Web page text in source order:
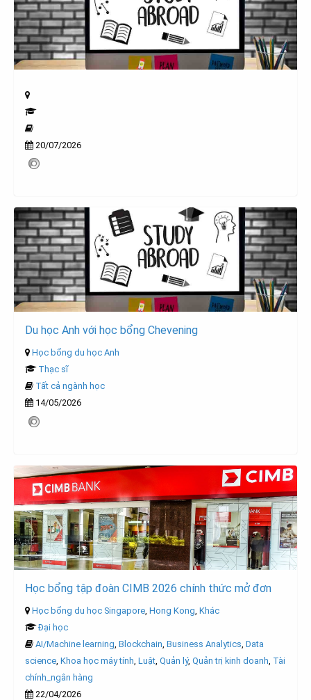
20/07/2026
Du học Anh với học bổng Chevening
Học bổng du học Anh
Thạc sĩ
Tất cả ngành học
14/05/2026
Học bổng tập đoàn CIMB 2026 chính thức mở đơn
Học bổng du học Singapore Hong Kong Khác
Đại học
AI/Machine learning Blockchain Business Analytics Data
science Khoa học máy tính Luật Quản lý, Quản trị kinh doanh Tài
chính_ngân hàng
22/04/2026